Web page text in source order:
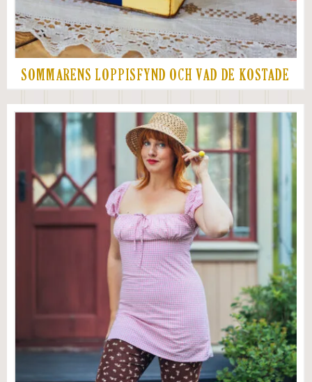
SOMMARENS LOPPISFYND OCH VAD DE KOSTADE